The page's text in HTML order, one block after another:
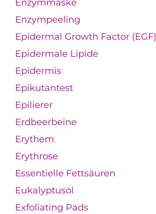
Enzymmaske
Enzympeeling
Epidermal Growth Factor (EGF)
Epidermale Lipide
Epidermis
Epikutantest
Epilierer
Erdbeerbeine
Erythem
Erythrose
Essentielle Fettsäuren
Eukalyptusöl
Exfoliating Pads